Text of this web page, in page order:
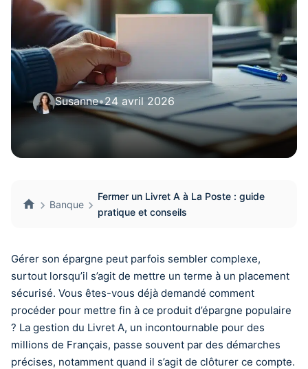
Susanne•24 avril 2026
Banque
Fermer un Livret A à La Poste : guide
pratique et conseils
Gérer son épargne peut parfois sembler complexe,
surtout lorsqu’il s’agit de mettre un terme à un placement
sécurisé. Vous êtes-vous déjà demandé comment
procéder pour mettre fin à ce produit d’épargne populaire
? La gestion du Livret A, un incontournable pour des
millions de Français, passe souvent par des démarches
précises, notamment quand il s’agit de clôturer ce compte.